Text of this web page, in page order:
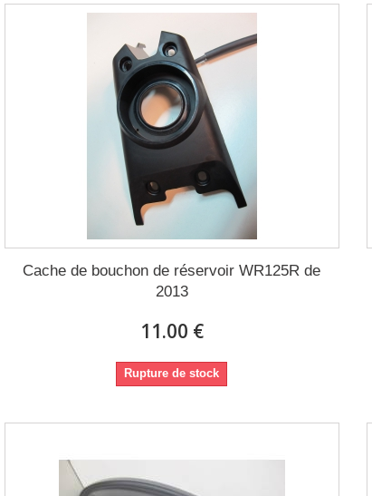
Cache de bouchon de réservoir WR125R de
2013
11.00 €
Rupture de stock